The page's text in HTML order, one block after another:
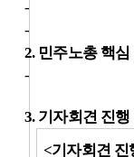
-
-
2. 민주노총 핵
-
3. 기자회견 진행
<기자회견 진